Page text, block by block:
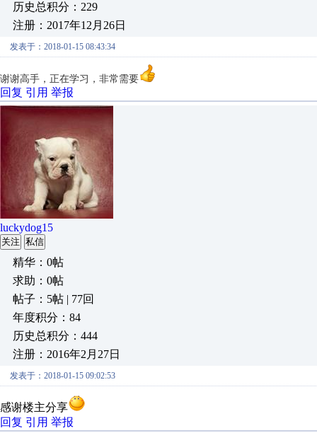
历史总积分：229
注册：2017年12月26日
发表于：2018-01-15 08:43:34
谢谢高手，正在学习，非常需要
回复 引用 举报
luckydog15
关注 私信
精华：0帖
求助：0帖
帖子：5帖 | 77回
年度积分：84
历史总积分：444
注册：2016年2月27日
发表于：2018-01-15 09:02:53
感谢楼主分享
回复 引用 举报